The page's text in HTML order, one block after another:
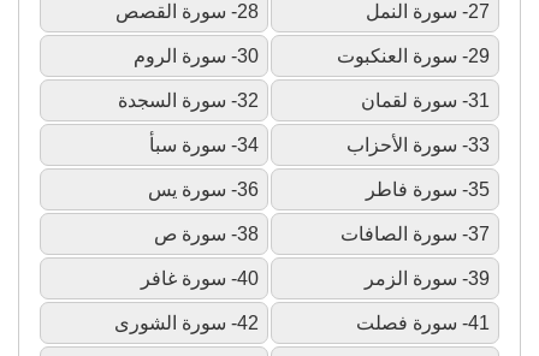
27- سورة النمل 28- سورة القصص
29- سورة العنكبوت 30- سورة الروم
31- سورة لقمان 32- سورة السجدة
33- سورة الأحزاب 34- سورة سبأ
35- سورة فاطر 36- سورة يس
37- سورة الصافات 38- سورة ص
39- سورة الزمر 40- سورة غافر
41- سورة فصلت 42- سورة الشورى